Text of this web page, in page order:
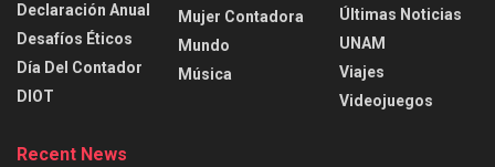
Declaración Anual
Desafíos Éticos
Día Del Contador
DIOT
Mujer Contadora
Mundo
Música
Últimas Noticias
UNAM
Viajes
Videojuegos
Recent News